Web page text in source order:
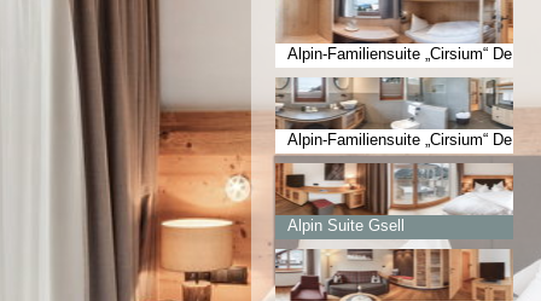
Alpin-Familiensuite „Cirsium“ De
luxe Kinderzimmer
Alpin-Familiensuite „Cirsium“ De
luxe Badezimmer
Alpin Suite Gsell